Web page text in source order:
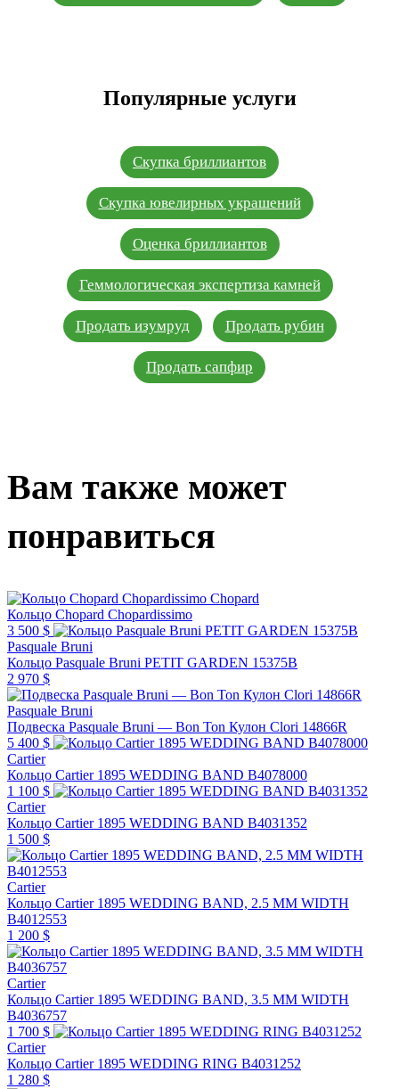
Популярные услуги
Скупка бриллиантов
Скупка ювелирных украшений
Оценка бриллиантов
Геммологическая экспертиза камней
Продать изумруд Продать рубин
Продать сапфир
Вам также может
понравиться
Chopard
Кольцо Chopard Chopardissimo
3 500 $
Pasquale Bruni
Кольцо Pasquale Bruni PETIT GARDEN 15375B
2 970 $
Pasquale Bruni
Подвеска Pasquale Bruni — Bon Ton Кулон Clori 14866R
5 400 $
Cartier
Кольцо Cartier 1895 WEDDING BAND B4078000
1 100 $
Cartier
Кольцо Cartier 1895 WEDDING BAND B4031352
1 500 $
Cartier
Кольцо Cartier 1895 WEDDING BAND, 2.5 MM WIDTH
B4012553
1 200 $
Cartier
Кольцо Cartier 1895 WEDDING BAND, 3.5 MM WIDTH
B4036757
1 700 $
Cartier
Кольцо Cartier 1895 WEDDING RING B4031252
1 280 $